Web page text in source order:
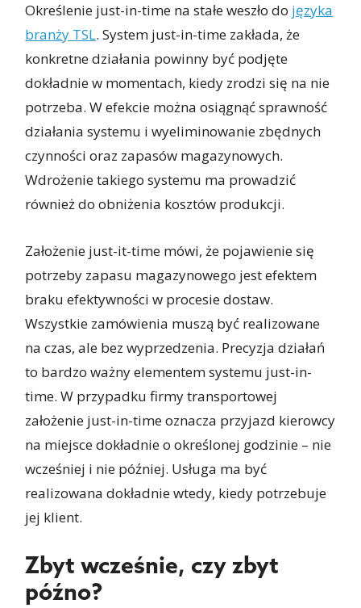
Określenie just-in-time na stałe weszło do języka
branży TSL. System just-in-time zakłada, że
konkretne działania powinny być podjęte
dokładnie w momentach, kiedy zrodzi się na nie
potrzeba. W efekcie można osiągnąć sprawność
działania systemu i wyeliminowanie zbędnych
czynności oraz zapasów magazynowych.
Wdrożenie takiego systemu ma prowadzić
również do obniżenia kosztów produkcji.
Założenie just-it-time mówi, że pojawienie się
potrzeby zapasu magazynowego jest efektem
braku efektywności w procesie dostaw.
Wszystkie zamówienia muszą być realizowane
na czas, ale bez wyprzedzenia. Precyzja działań
to bardzo ważny elementem systemu just-in-
time. W przypadku firmy transportowej
założenie just-in-time oznacza przyjazd kierowcy
na miejsce dokładnie o określonej godzinie – nie
wcześniej i nie później. Usługa ma być
realizowana dokładnie wtedy, kiedy potrzebuje
jej klient.
Zbyt wcześnie, czy zbyt
późno?